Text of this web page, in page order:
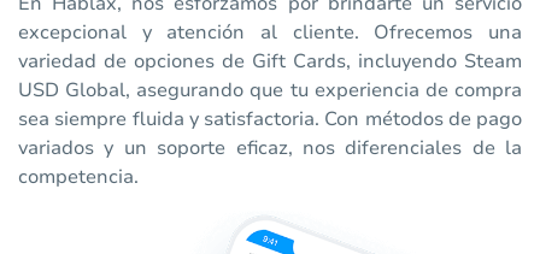
excepcional y atención al cliente. Ofrecemos una
variedad de opciones de Gift Cards, incluyendo Steam
USD Global, asegurando que tu experiencia de compra
sea siempre fluida y satisfactoria. Con métodos de pago
variados y un soporte eficaz, nos diferenciales de la
competencia.